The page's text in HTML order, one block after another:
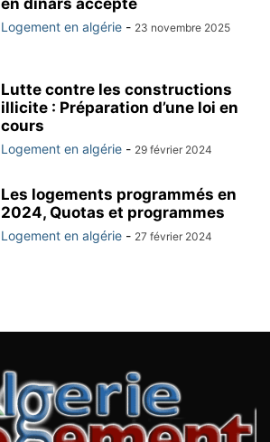
en dinars accepté
Logement en algérie - 23 novembre 2025
Lutte contre les constructions
illicite : Préparation d’une loi en
cours
Logement en algérie - 29 février 2024
Les logements programmés en
2024, Quotas et programmes
Logement en algérie - 27 février 2024